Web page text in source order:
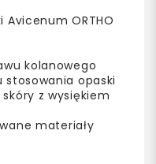
ORTHO
kolanowego
stosowania opaski
z wysiękiem
materiały